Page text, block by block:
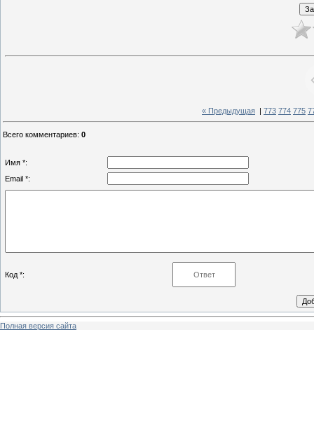
« Предыдущая 773 774 775
Всего комментариев: 0
Имя *:
Email *:
Код *:
Полная версия сайта